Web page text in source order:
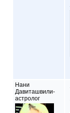
Нани
Давиташвили-
астролог